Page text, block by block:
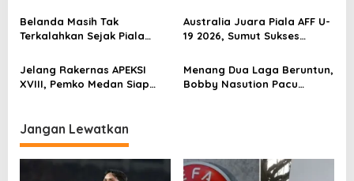
Belanda Masih Tak
Terkalahkan Sejak Piala
Australia Juara Piala AFF U-
19 2026, Sumut Sukses
Rumah Internasional
Jelang Rakernas APEKSI
XVIII, Pemko Medan Siap
Menang Dua Laga Beruntun,
Bobby Nasution Pacu
Jangan Lewatkan